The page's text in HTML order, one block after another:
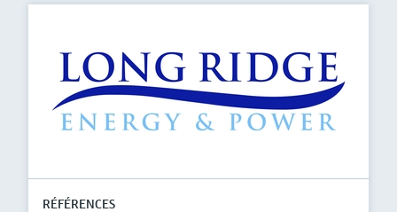
RÉFÉRENCES